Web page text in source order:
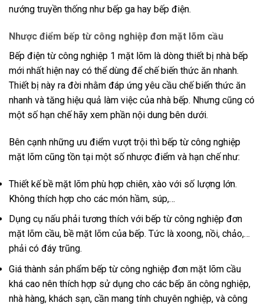
nướng truyền thống như bếp ga hay bếp điện.
Nhược điểm bếp từ công nghiệp đơn mặt lõm cầu
Bếp điện từ công nghiệp 1 mặt lõm là dòng thiết bị nhà bếp
mới nhất hiện nay có thể dùng để chế biến thức ăn nhanh.
Thiết bị này ra đời nhằm đáp ứng yêu cầu chế biến thức ăn
nhanh và tăng hiệu quả làm việc của nhà bếp. Nhưng cũng có
một số hạn chế hãy xem phần nội dung bên dưới.
Bên cạnh những ưu điểm vượt trội thì bếp từ công nghiệp
mặt lõm cũng tồn tại một số nhược điểm và hạn chế như:
Thiết kế bề mặt lõm phù hợp chiên, xào với số lượng lớn.
Không thích hợp cho các món hầm, súp,…
Dụng cụ nấu phải tương thích với bếp từ công nghiệp đơn
mặt lõm cầu, bề mặt lõm của bếp. Tức là xoong, nồi, chảo,…
phải có đáy trũng.
Giá thành sản phẩm bếp từ công nghiệp đơn mặt lõm cầu
khá cao nên thích hợp sử dụng cho các bếp ăn công nghiệp,
nhà hàng, khách sạn, cần mang tính chuyên nghiệp, và công